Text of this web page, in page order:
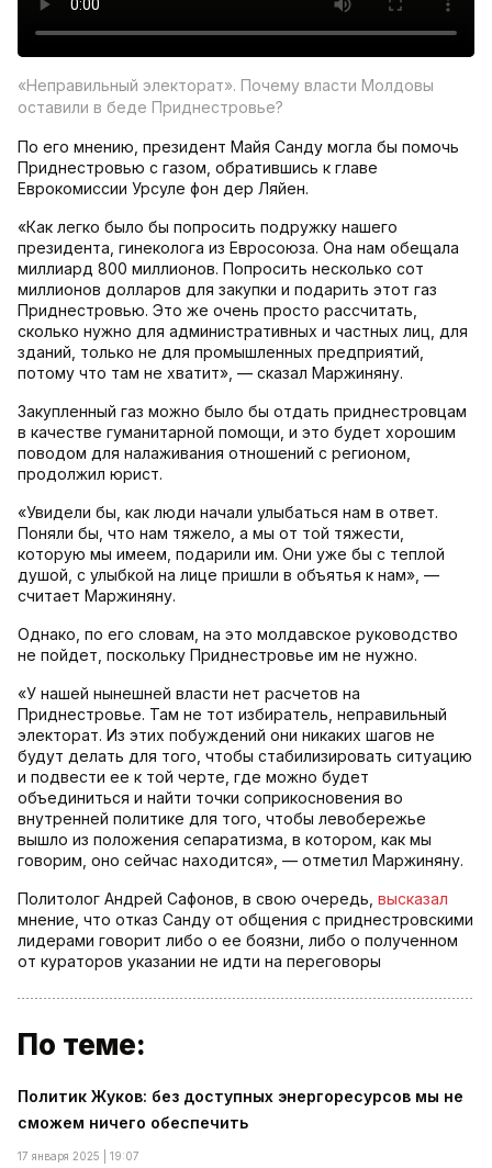
«Неправильный электорат». Почему власти Молдовы
оставили в беде Приднестровье?
По его мнению, президент Майя Санду могла бы помочь
Приднестровью с газом, обратившись к главе
Еврокомиссии Урсуле фон дер Ляйен.
«Как легко было бы попросить подружку нашего
президента, гинеколога из Евросоюза. Она нам обещала
миллиард 800 миллионов. Попросить несколько сот
миллионов долларов для закупки и подарить этот газ
Приднестровью. Это же очень просто рассчитать,
сколько нужно для административных и частных лиц, для
зданий, только не для промышленных предприятий,
потому что там не хватит», — сказал Маржиняну.
Закупленный газ можно было бы отдать приднестровцам
в качестве гуманитарной помощи, и это будет хорошим
поводом для налаживания отношений с регионом,
продолжил юрист.
«Увидели бы, как люди начали улыбаться нам в ответ.
Поняли бы, что нам тяжело, а мы от той тяжести,
которую мы имеем, подарили им. Они уже бы с теплой
душой, с улыбкой на лице пришли в объятья к нам», —
считает Маржиняну.
Однако, по его словам, на это молдавское руководство
не пойдет, поскольку Приднестровье им не нужно.
«У нашей нынешней власти нет расчетов на
Приднестровье. Там не тот избиратель, неправильный
электорат. Из этих побуждений они никаких шагов не
будут делать для того, чтобы стабилизировать ситуацию
и подвести ее к той черте, где можно будет
объединиться и найти точки соприкосновения во
внутренней политике для того, чтобы левобережье
вышло из положения сепаратизма, в котором, как мы
говорим, оно сейчас находится», — отметил Маржиняну.
Политолог Андрей Сафонов, в свою очередь, высказал
мнение, что отказ Санду от общения с приднестровскими
лидерами говорит либо о ее боязни, либо о полученном
от кураторов указании не идти на переговоры
По теме:
Политик Жуков: без доступных энергоресурсов мы не
сможем ничего обеспечить
17 января 2025 | 19:07